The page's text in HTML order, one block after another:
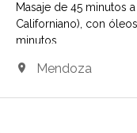
Masaje de 45 minutos
Californiano), con
minutos.
Elija compartir un
Mendoza